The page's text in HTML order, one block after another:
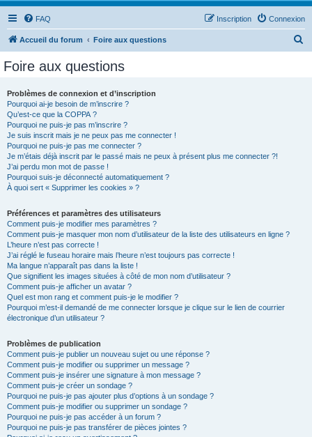
FAQ Connexion
Inscription
Accueil du forum Foire aux questions
Foire aux questions
Problèmes de connexion et d’inscription
Pourquoi ai-je besoin de m’inscrire ?
Qu’est-ce que la COPPA ?
Pourquoi ne puis-je pas m’inscrire ?
Je suis inscrit mais je ne peux pas me connecter !
Pourquoi ne puis-je pas me connecter ?
Je m’étais déjà inscrit par le passé mais ne peux à présent plus me connecter ?!
J’ai perdu mon mot de passe !
Pourquoi suis-je déconnecté automatiquement ?
À quoi sert « Supprimer les cookies » ?
Préférences et paramètres des utilisateurs
Comment puis-je modifier mes paramètres ?
Comment puis-je masquer mon nom d’utilisateur de la liste des utilisateurs en ligne ?
L’heure n’est pas correcte !
J’ai réglé le fuseau horaire mais l’heure n’est toujours pas correcte !
Ma langue n’apparaît pas dans la liste !
Que signifient les images situées à côté de mon nom d’utilisateur ?
Comment puis-je afficher un avatar ?
Quel est mon rang et comment puis-je le modifier ?
Pourquoi m’est-il demandé de me connecter lorsque je clique sur le lien de courrier
électronique d’un utilisateur ?
Problèmes de publication
Comment puis-je publier un nouveau sujet ou une réponse ?
Comment puis-je modifier ou supprimer un message ?
Comment puis-je insérer une signature à mon message ?
Comment puis-je créer un sondage ?
Pourquoi ne puis-je pas ajouter plus d’options à un sondage ?
Comment puis-je modifier ou supprimer un sondage ?
Pourquoi ne puis-je pas accéder à un forum ?
Pourquoi ne puis-je pas transférer de pièces jointes ?